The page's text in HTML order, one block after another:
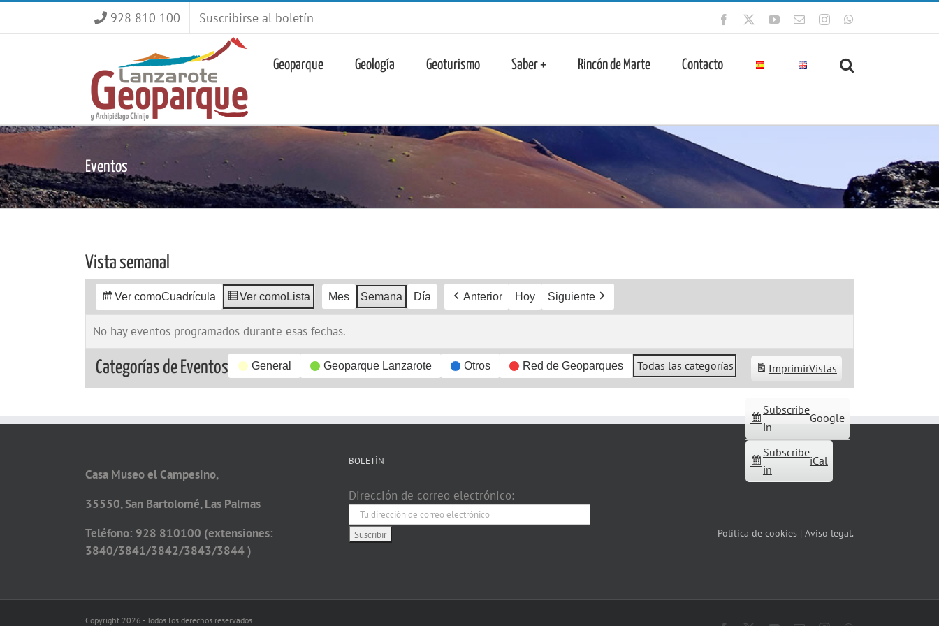
928 810 100 Suscribirse al boletín Facebook YouTube
CorreoInstagram
Geoparque Geología Geoturismo Saber + Rincón de Marte Contacto
Eventos
Vista semanal
Ver comoCuadrícula Ver comoLista Mes Semana Día Anterior Hoy Siguiente
No hay eventos programados durante esas fechas.
Categorías de Eventos General Geoparque Lanzarote Otros Red de Geoparques Todas las categorías
Subscribe
in
Google
Subscribe
in
iCal
ImprimirVistas
Casa Museo el Campesino,
35550, San Bartolomé, Las Palmas
Teléfono: 928 810100 (extensiones:
3840/3841/3842/3843/3844 )
BOLETÍN
Dirección de correo electrónico:
Política de cookies | Aviso legal.
Copyright 2026 - Todos los derechos reservados